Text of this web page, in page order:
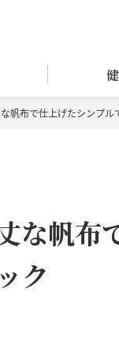
帆布で仕上げたシンプル
な帆布
ク